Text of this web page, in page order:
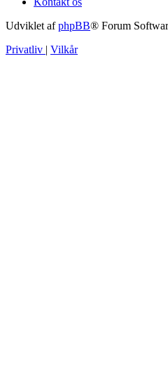
Udviklet afphpBB® Forum
Privatliv
Vilkår